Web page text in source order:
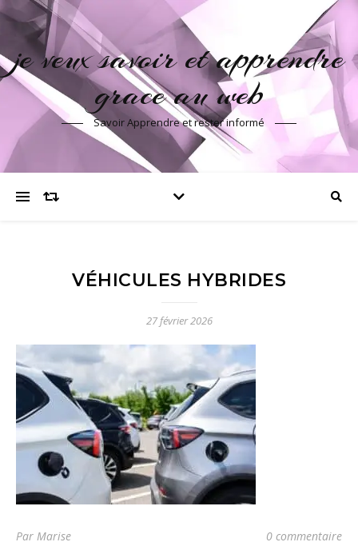
je veux savoir et apprendre
grace au web
Savoir Apprendre et rester informé
VÉHICULES HYBRIDES
27 février 2026
Par Marise 0 commentaire